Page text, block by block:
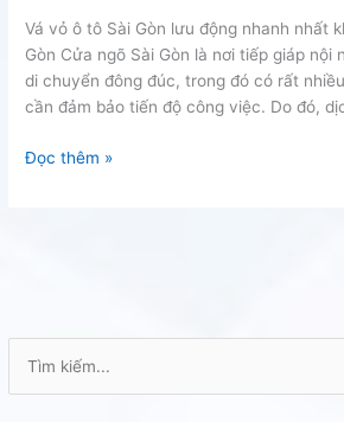
Vá vỏ ô tô Sài Gòn lưu động nhanh nhất
Gòn Cửa ngõ Sài Gòn là nơi tiếp giáp nội
di chuyển đông đúc, trong đó có rất
cần đảm bảo tiến độ công việc. Do đó,
Vá
động
Đọc thêm »